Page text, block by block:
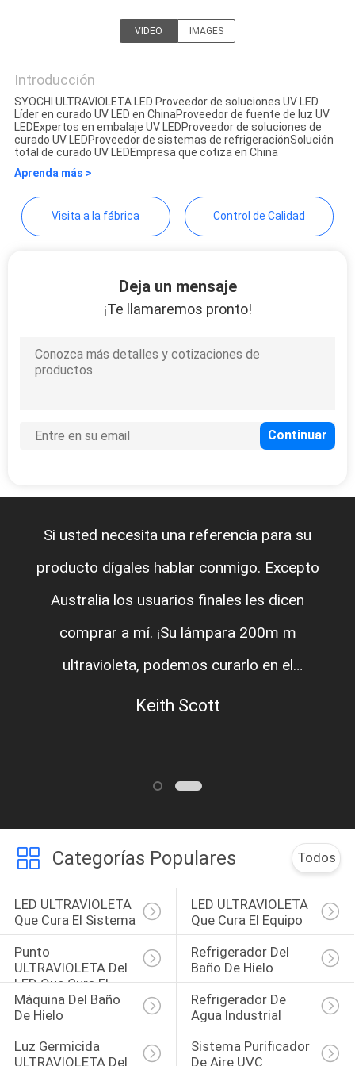
MAPA
DEL
SITIO
PRIVACY
POLICY
VIDEO IMAGES
Introducción
SYOCHI ULTRAVIOLETA LED Proveedor de soluciones UV LED
Líder en curado UV LED en ChinaProveedor de fuente de luz UV
LEDExpertos en embalaje UV LEDProveedor de soluciones de
curado UV LEDProveedor de sistemas de refrigeraciónSolución
total de curado UV LEDEmpresa que cotiza en China
Aprenda más >
Visita a la fábrica Control de Calidad
Deja un mensaje
¡Te llamaremos pronto!
Si usted necesita una referencia para su
producto dígales hablar conmigo. Excepto
Australia los usuarios finales les dicen
comprar a mí. ¡Su lámpara 200m m
ultravioleta, podemos curarlo en el
solamente 25% que queremos a,
Keith Scott
Categorías Populares Todos
LED ULTRAVIOLETA
Que Cura El Sistema
LED ULTRAVIOLETA
Que Cura El Equipo
Punto
ULTRAVIOLETA Del
LED Que Cura El
Sistema
Refrigerador Del
Baño De Hielo
Máquina Del Baño
De Hielo
Refrigerador De
Agua Industrial
Luz Germicida
ULTRAVIOLETA Del
Sistema Purificador
De Aire UVC